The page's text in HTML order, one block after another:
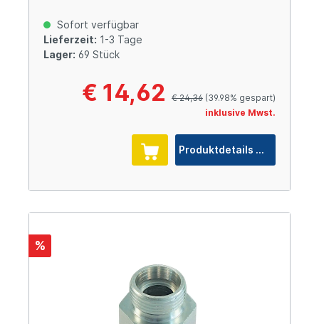
Sofort verfügbar
Lieferzeit: 1-3 Tage
Lager: 69 Stück
€ 14,62 € 24,36 (39.98% gespart)
inklusive Mwst.
Produktdetails
%